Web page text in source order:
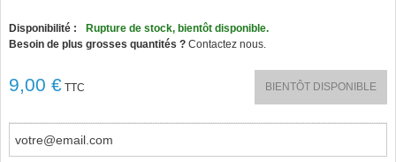
Disponibilité :
Rupture de stock, bientôt disponible.
Besoin de plus grosses quantités ?Contactez nous.
9,00 € TTC BIENTÔT DISPONIBLE